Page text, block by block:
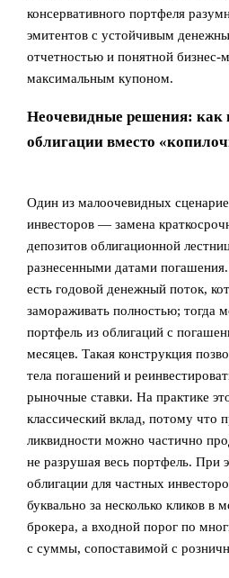
консервативного портфеля
эмитентов с устойчивым
отчетностью и понятной бизнес-
максимальным купоном.
Неочевидные решения: как
облигации вместо
Один из малоочевидных
инвесторов — замена
депозитов облигационной
разнесенными датами
есть годовой денежный поток,
замораживать полностью; тогда
портфель из облигаций с
месяцев. Такая конструкция
тела погашений и
рыночные ставки. На практике
классический вклад, потому что
ликвидности можно частично
не разрушая весь портфель. При
облигации для частных
буквально за несколько кликов
брокера, а входной порог по
с суммы, сопоставимой с